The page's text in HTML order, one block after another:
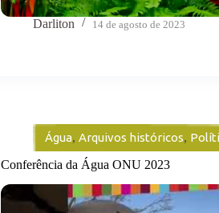
Darliton 14 de agosto de 2023
Água,Arquivos históricos,
Conferência da Água ONU 2023